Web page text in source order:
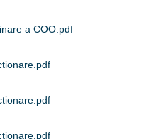
a COO.pdf